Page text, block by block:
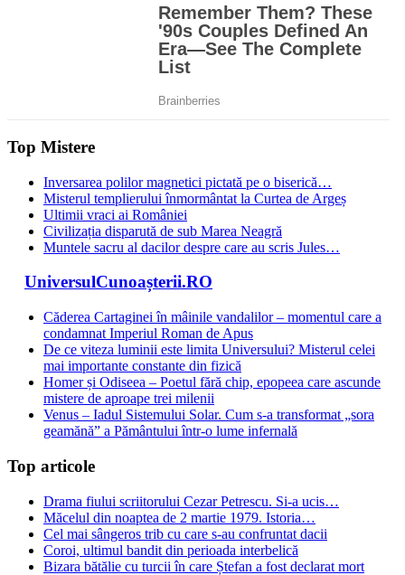
Top Mistere
Inversarea polilor magnetici pictată pe o biserică…
Misterul templierului înmormântat la Curtea de Argeș
Ultimii vraci ai României
Civilizația disparută de sub Marea Neagră
Muntele sacru al dacilor despre care au scris Jules…
UniversulCunoașterii.RO
Căderea Cartaginei în mâinile vandalilor – momentul care a
condamnat Imperiul Roman de Apus
De ce viteza luminii este limita Universului? Misterul celei
mai importante constante din fizică
Homer și Odiseea – Poetul fără chip, epopeea care ascunde
mistere de aproape trei milenii
Venus – Iadul Sistemului Solar. Cum s-a transformat „sora
geamănă” a Pământului într-o lume infernală
Top articole
Drama fiului scriitorului Cezar Petrescu. Si-a ucis…
Măcelul din noaptea de 2 martie 1979. Istoria…
Cel mai sângeros trib cu care s-au confruntat dacii
Coroi, ultimul bandit din perioada interbelică
Bizara bătălie cu turcii în care Ștefan a fost declarat mort